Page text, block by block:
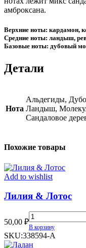
амброксана.
Верхние ноты: кардамон,
Средние ноты: ландыш,
Базовые ноты: дубовый
Детали
Нота
Альдегиды,
Ландыш,
Сандаловое
Похожие товары
Add to wishlist
Лилия & Лотос
50,00 ₽
Лилия
&
Лотос
quantity
В корзину
SKU:338594-А